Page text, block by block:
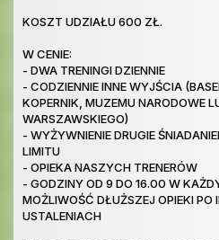
KOSZT UDZIAŁU 600 ZŁ.
W CENIE:
- DWA TRENINGI DZIENNIE
- CODZIENNIE INNE WYJŚCIA
KOPERNIK, MUZEMU NARODOWE
WARSZAWSKIEGO)
- WYŻYWNIENIE DRUGIE
LIMITU
- OPIEKA NASZYCH TRENERÓW
- GODZINY OD 9 DO 16.00 W
MOŻLIWOŚĆ DŁUŻSZEJ OPIEKI PO
USTALENIACH